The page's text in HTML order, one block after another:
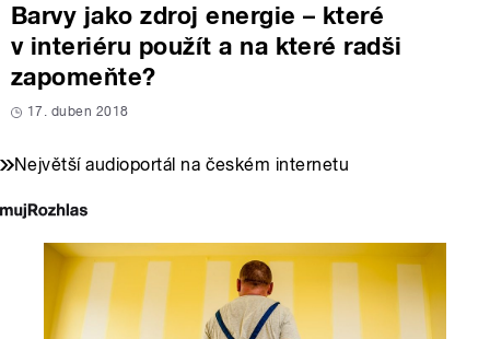
Barvy jako zdroj energie – které
v interiéru použít a na které radši
zapomeňte?
17. duben 2018
Největší audioportál na českém internetu